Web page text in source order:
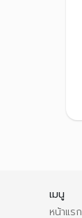
เมนู
หน้าแรก